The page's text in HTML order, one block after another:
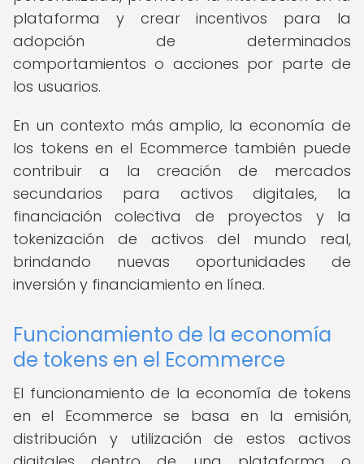
plataforma y crear incentivos para la
adopción de determinados
comportamientos o acciones por parte de
los usuarios.
En un contexto más amplio, la economía de
los tokens en el Ecommerce también puede
contribuir a la creación de mercados
secundarios para activos digitales, la
financiación colectiva de proyectos y la
tokenización de activos del mundo real,
brindando nuevas oportunidades de
inversión y financiamiento en línea.
Funcionamiento de la economía
de tokens en el Ecommerce
El funcionamiento de la economía de tokens
en el Ecommerce se basa en la emisión,
distribución y utilización de estos activos